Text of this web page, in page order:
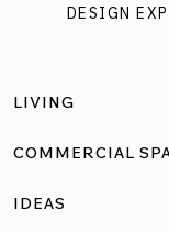
แห่งนี้ ให้มีบรรยาก
ร้านว่ามาจาก เชอร์ล็
จริง ๆ เเล้วชื่อ โฮมส์
DESIGN
LIVING
COMMERCIAL
IDEAS